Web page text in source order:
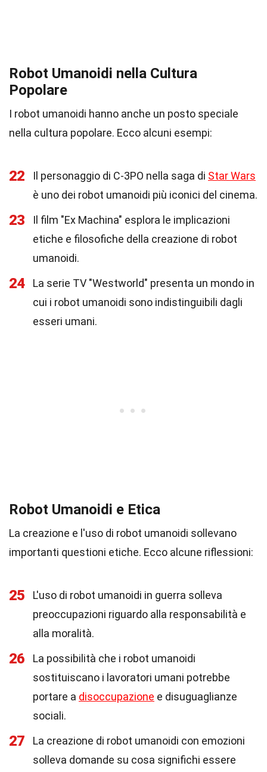
Robot Umanoidi nella Cultura
Popolare
I robot umanoidi hanno anche un posto speciale
nella cultura popolare. Ecco alcuni esempi:
22 Il personaggio di C-3PO nella saga di Star Wars
è uno dei robot umanoidi più iconici del cinema.
23
Il film "Ex Machina" esplora le implicazioni
etiche e filosofiche della creazione di robot
umanoidi.
24
La serie TV "Westworld" presenta un mondo in
cui i robot umanoidi sono indistinguibili dagli
esseri umani.
Robot Umanoidi e Etica
La creazione e l'uso di robot umanoidi sollevano
importanti questioni etiche. Ecco alcune riflessioni:
25
L'uso di robot umanoidi in guerra solleva
preoccupazioni riguardo alla responsabilità e
alla moralità.
26
La possibilità che i robot umanoidi
sostituiscano i lavoratori umani potrebbe
portare a disoccupazione e disuguaglianze
sociali.
27
La creazione di robot umanoidi con emozioni
solleva domande su cosa significhi essere